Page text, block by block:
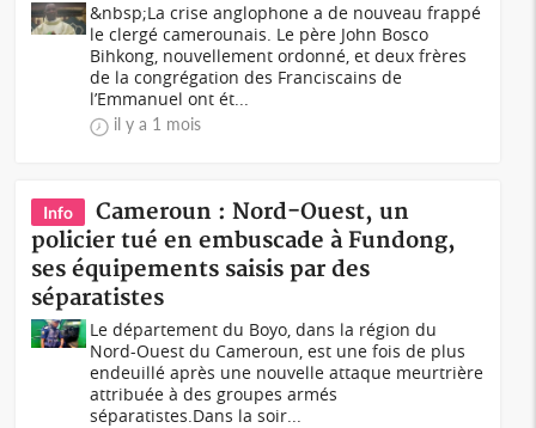
&nbsp;La crise anglophone a de nouveau frappé
le clergé camerounais. Le père John Bosco
Bihkong, nouvellement ordonné, et deux frères
de la congrégation des Franciscains de
l’Emmanuel ont ét...
il y a 1 mois
Info
Cameroun : Nord-Ouest, un
policier tué en embuscade à Fundong,
ses équipements saisis par des
séparatistes
Le département du Boyo, dans la région du
Nord-Ouest du Cameroun, est une fois de plus
endeuillé après une nouvelle attaque meurtrière
attribuée à des groupes armés
séparatistes.Dans la soir...